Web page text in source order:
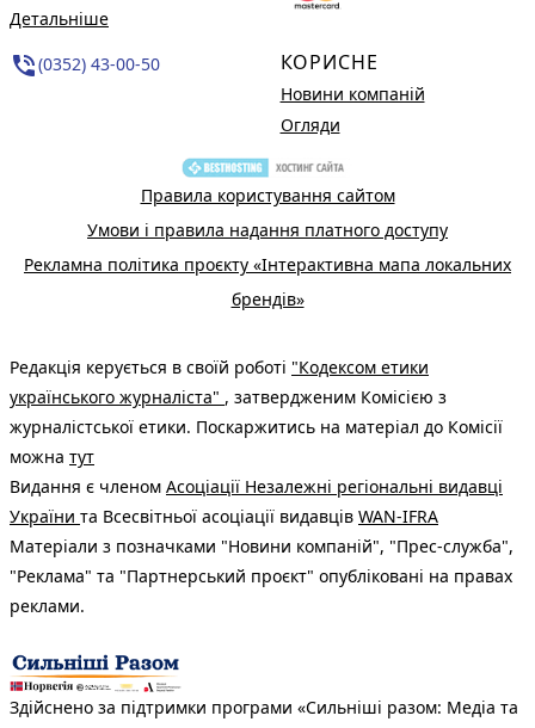
Детальніше
phone_in_talk(0352) 43-00-50 КОРИСНЕ
Новини компаній
Огляди
Правила користування сайтом
Умови і правила надання платного доступу
Рекламна політика проєкту «Інтерактивна мапа локальних
брендів»
Редакція керується в своїй роботі "Кодексом етики
українського журналіста" , затвердженим Комісією з
журналістської етики. Поскаржитись на матеріал до Комісії
можна тут
Видання є членом Асоціації Незалежні регіональні видавці
України та Всесвітньої асоціації видавців WAN-IFRA
Матеріали з позначками "Новини компаній", "Прес-служба",
"Реклама" та "Партнерський проєкт" опубліковані на правах
реклами.
Здійснено за підтримки програми «Сильніші разом: Медіа та